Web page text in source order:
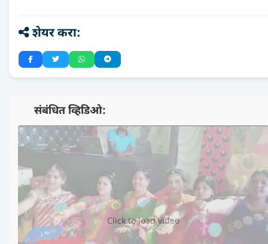
शेयर करा:
📺 संबंधित व्हिडिओ:
▶️
Click to load video